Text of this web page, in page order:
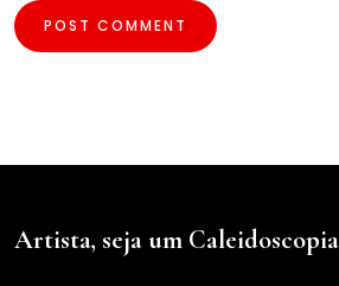
Artista, seja um